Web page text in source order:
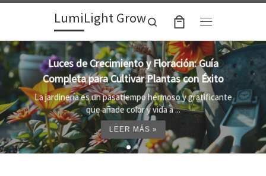
Skip to contentLumiLight Grow
Search
Lámparas para indoor: la clave para un
crecimiento óptimo de tus plantas
Al cultivar plantas en el interior, es importante
proporcionar el entorno adecuado ...
LEER MÁS »